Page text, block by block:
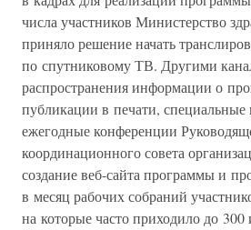
числа участников Министерство
приняло решение начать
по спутниковому ТВ. Другими
распространения информации о
публикации в печати, специальные
ежегодные конференции
координационного совета
создание веб-сайта программы и
в месяц рабочих собраний
на которые часто приходило до 300